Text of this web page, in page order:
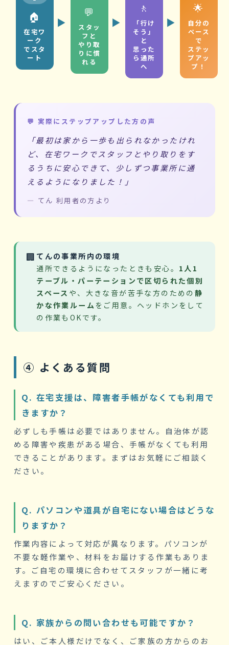
🏠
在宅ワ
ーク
でスタ
ート
▶
💬
スタッ
フと
やり取
りに慣
れる
▶
🚶
「行け
そう」
と
思った
ら通所
へ
▶
🌟
自分の
ペース
で
ステッ
プアッ
プ！
💬 実際にステップアップした方の声
「最初は家から一歩も出られなかったけれ
ど、在宅ワークでスタッフとやり取りをす
るうちに安心できて、少しずつ事業所に通
えるようになりました！」
— てん 利用者の方より
🏢 てんの事業所内の環境
通所できるようになったときも安心。 1人1
テーブル・パーテーションで区切られた個別
スペース や、大きな音が苦手な方のための 静
かな作業ルーム をご用意。ヘッドホンをして
の作業もOKです。
④ よくある質問
Q. 在宅支援は、障害者手帳がなくても利用で
きますか？
必ずしも手帳は必要ではありません。自治体が認
める障害や疾患がある場合、手帳がなくても利用
できることがあります。まずはお気軽にご相談く
ださい。
Q. パソコンや道具が自宅にない場合はどうな
りますか？
作業内容によって対応が異なります。パソコンが
不要な軽作業や、材料をお届けする作業もありま
す。ご自宅の環境に合わせてスタッフが一緒に考
えますのでご安心ください。
Q. 家族からの問い合わせも可能ですか？
はい、ご本人様だけでなく、ご家族の方からのお